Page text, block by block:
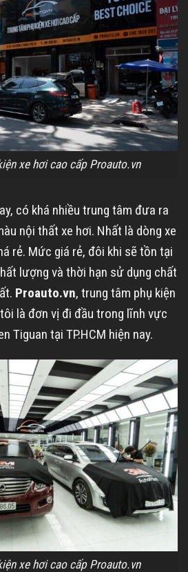
xe hơi cao cấp Proauto.vn
có khá nhiều trung tâm đưa ra
nội thất xe hơi. Nhất là dòng xe
rẻ. Mức giá rẻ, đôi khi sẽ tồn tại
lượng và thời hạn sử dụng chất
Proauto.vn, trung tâm phụ kiện
là đơn vị đi đầu trong lĩnh vực
Tiguan tại TP.HCM hiện nay.
xe hơi cao cấp Proauto.vn